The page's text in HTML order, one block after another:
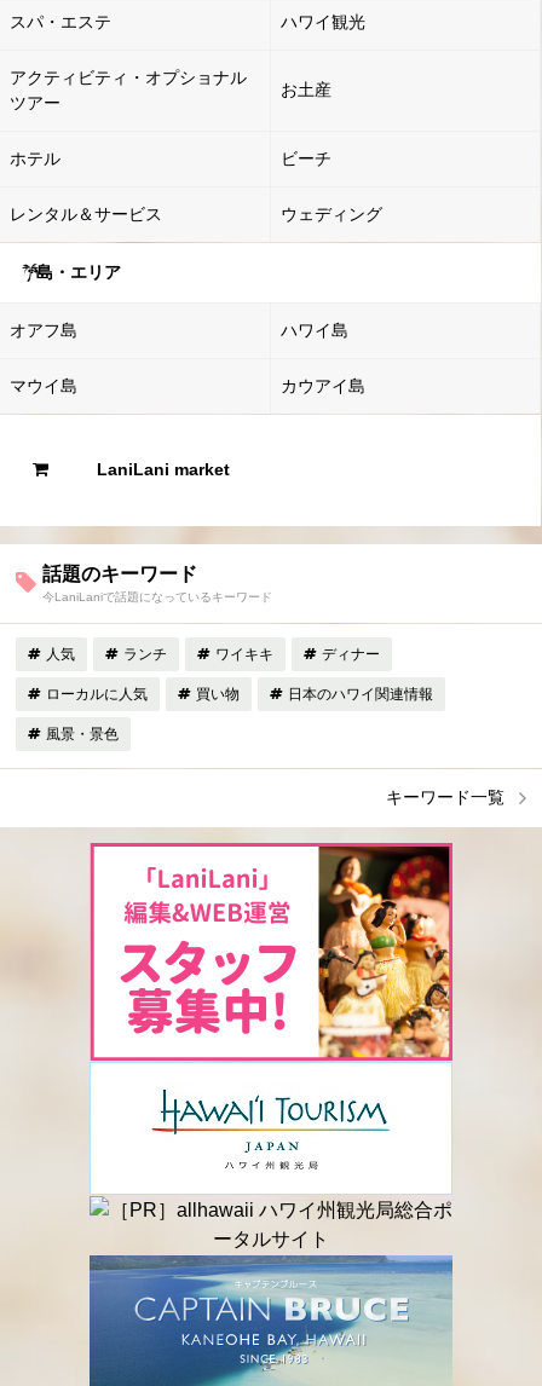
スパ・エステ ハワイ観光
アクティビティ・オプショナル
ツアー
お土産
ホテル ビーチ
レンタル＆サービス ウェディング
島・エリア
オアフ島 ハワイ島
マウイ島 カウアイ島
LaniLani market
話題のキーワード
今LaniLaniで話題になっているキーワード
人気 ランチ ワイキキ ディナー
ローカルに人気 買い物 日本のハワイ関連情報
風景・景色
キーワード一覧